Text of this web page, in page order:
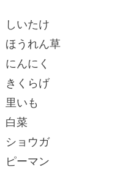
しいたけ
ほうれん草
にんにく
きくらげ
里いも
白菜
ショウガ
ピーマン